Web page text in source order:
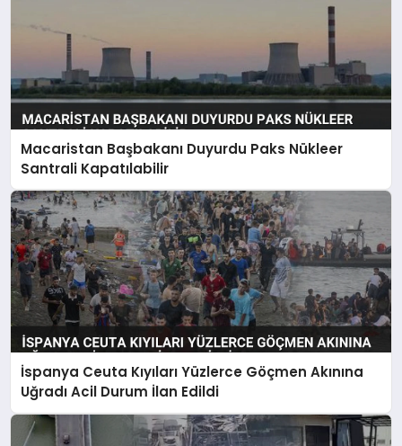
Macaristan Başbakanı Duyurdu Paks Nükleer
Santrali Kapatılabilir
İspanya Ceuta Kıyıları Yüzlerce Göçmen Akınına
Uğradı Acil Durum İlan Edildi